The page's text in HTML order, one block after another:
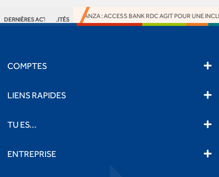
DERNIÈRES ACTUALITÉS
ACTION RSE À KIMPWANZA : ACCESS BANK RDC AGIT POUR UNE
COMPTES
LIENS RAPIDES
TU ES...
ENTREPRISE